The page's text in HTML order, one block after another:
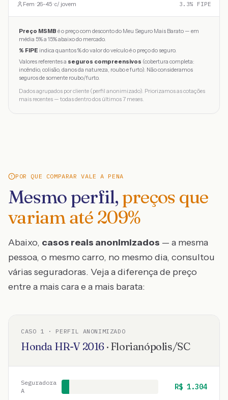
Fem · 26-45 · c/ jovem 3.3% FIPE
Preço MSMB é o preço com desconto do Meu Seguro Mais Barato — em
média 5% a 15% abaixo do mercado.
% FIPE indica quantos % do valor do veículo é o preço do seguro.
Valores referentes a seguros compreensivos (cobertura completa:
incêndio, colisão, danos da natureza, roubo e furto). Não consideramos
seguros de somente roubo/furto.
Dados agrupados por cliente (perfil anonimizado). Priorizamos as cotações
mais recentes — todas dentro dos últimos 7 meses.
POR QUE COMPARAR VALE A PENA
Mesmo perfil, preços que
variam até 209%
Abaixo, casos reais anonimizados — a mesma
pessoa, o mesmo carro, no mesmo dia, consultou
várias seguradoras. Veja a diferença de preço
entre a mais cara e a mais barata:
CASO 1 · PERFIL ANONIMIZADO
Honda HR-V 2016 · Florianópolis/SC
Seguradora
A
R$ 1.304